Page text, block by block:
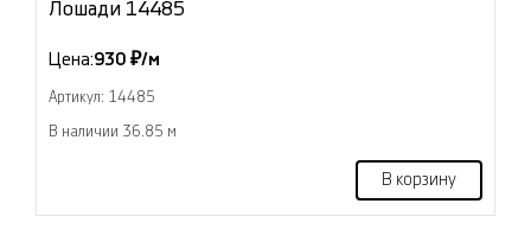
Лошади 14485
Цена:930 ₽/м
Артикул: 14485
В наличии 36.85 м
В корзину